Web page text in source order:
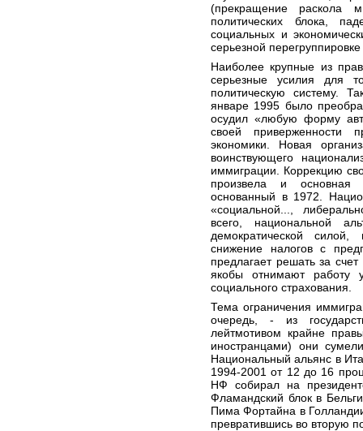
(прекращение раскола
политических блока,
социальных и
серьезной
Наиболее крупные из
серьезные усилия для
политическую систему.
январе 1995 было
осудил «любую форму
своей приверженности
экономики. Новая
воинствующего
иммиграции. Коррекцию
произвела и основная
основанный в 1972.
«социальной...,
всего, национальной
демократической
снижение налогов с
предлагает решать за
якобы отнимают работу
социального страхования.
Тема ограничения
очередь, - из
лейтмотивом крайне
иностранцами) они
Национальный альянс в
1994-2001 от 12 до 16
НФ собирал на
Фламандский блок в
Пима Фортайна в
превратившись во вторую